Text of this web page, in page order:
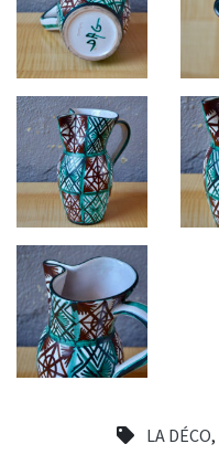
LA DÉCO,